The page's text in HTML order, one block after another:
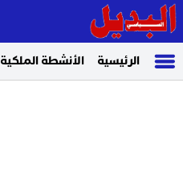
الرئيسية الأنشطة الملكية